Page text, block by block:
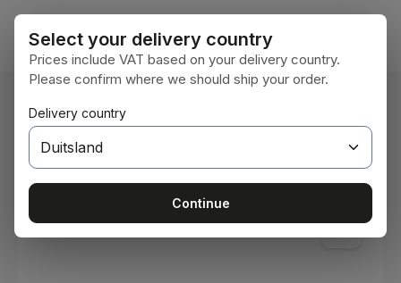
Ga naar de hoofdinhoud
U bent hier: Home
Verven en lakken
Afbeeldingengalerij overslaan
Select your delivery country
Prices include VAT based on your delivery country.
Please confirm where we should ship your order.
Delivery country
Continue